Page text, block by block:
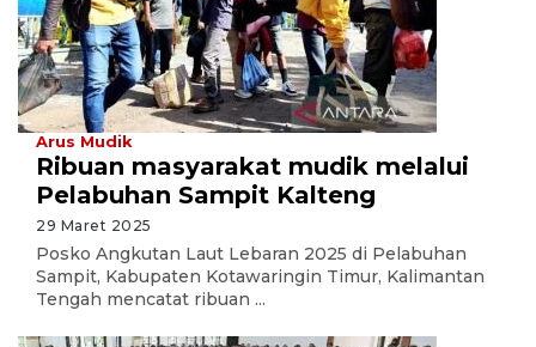
Arus Mudik
Ribuan masyarakat mudik melalui
Pelabuhan Sampit Kalteng
29 Maret 2025
Posko Angkutan Laut Lebaran 2025 di Pelabuhan
Sampit, Kabupaten Kotawaringin Timur, Kalimantan
Tengah mencatat ribuan ...